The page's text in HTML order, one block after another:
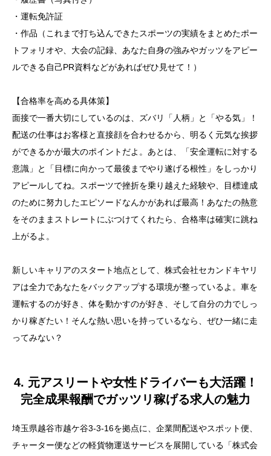
・運転免許証
・作品（これまで打ち込んできたスポーツの実績をまとめたポー
トフォリオや、大会の記録、あなた自身の強みやガッツをアピー
ルできる自己PR資料などがあればぜひ見せて！）
【合格率を高める具体策】
面接で一番大切にしているのは、ズバリ「人柄」と「やる気」！
配送の仕事はお客様と直接顔を合わせるから、明るく元気な挨拶
ができるかが最大のポイントだよ。あとは、「安全運転に対する
意識」と「目標に向かって最後までやり遂げる根性」をしっかり
アピールしてね。スポーツで挫折を乗り越えた経験や、目標達成
のために努力したエピソードなんかがあれば最高！あなたの熱意
をそのままストレートにぶつけてくれたら、合格率は確実に跳ね
上がるよ。
新しいキャリアのスタート地点として、株式会社セカンドキヤリ
アは全力であなたをバックアップする環境が整っているよ。車を
運転するのが好き、体を動かすのが好き、そして自分の力でしっ
かり稼ぎたい！そんな熱い思いを持っているなら、ぜひ一緒に走
ってみない？
4. 元アスリートや女性ドライバーも大活躍！
完全成果報酬でガッツリ稼げる求人の魅力
埼玉県越谷市越ケ谷3-3-16を拠点に、企業間配送やスポット便、
チャーター便などの軽貨物運送サービスを展開している「株式会